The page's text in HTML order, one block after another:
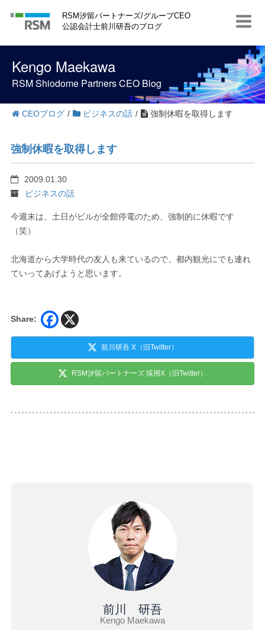
t
RSM汐留パートナーズ/グループCEO
公認会計士前川研吾のブログ
Kengo Maekawa
RSM Shiodome Partners CEO Blog
CEOブログ / ビジネスの話 / 強制休暇を取得します
強制休暇を取得します
2009.01.30
ビジネスの話
今週末は、土日がビルが全館停電のため、強制的に休暇です
（笑）
北海道から大学時代の友人も来ているので、都内観光にでも連れ
ていってあげようと思います。
Share:
前川研吾 X（旧Twitter）
RSM汐留パートナーズ 採用X（旧Twitter）
前川 研吾
Kengo Maekawa